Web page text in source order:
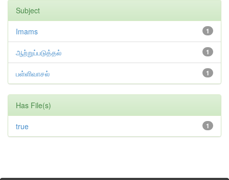
Subject
1
Imams
1
ஆற்றுப்படுத்தல்
1
பள்ளிவாசல்
Has File(s)
1
true